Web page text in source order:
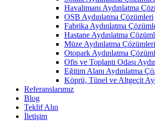
Havalimanı Aydınlatma
OSB Aydınlatma Çözümleri
Fabrika Aydınlatma
Hastane Aydınlatma
Müze Aydınlatma Çözümleri
Otopark Aydınlatma
Ofis ve Toplantı Odası
Eğitim Alanı Aydınlatma
Köprü, Tünel ve Altgeçit
Referanslarımız
Blog
Teklif Alın
İletişim